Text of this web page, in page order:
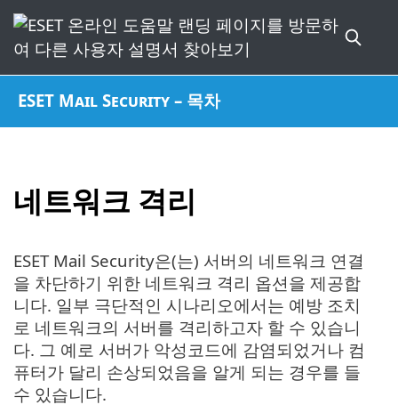
ESET Mail Security – 목차
네트워크 격리
ESET Mail Security은(는) 서버의 네트워크 연결
을 차단하기 위한 네트워크 격리 옵션을 제공합
니다. 일부 극단적인 시나리오에서는 예방 조치
로 네트워크의 서버를 격리하고자 할 수 있습니
다. 그 예로 서버가 악성코드에 감염되었거나 컴
퓨터가 달리 손상되었음을 알게 되는 경우를 들
수 있습니다.